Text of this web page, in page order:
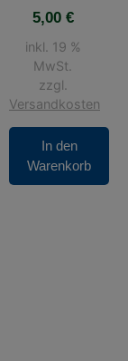
5,00 €
inkl. 19 %
MwSt.
zzgl.
Versandkosten
In den
Warenkorb